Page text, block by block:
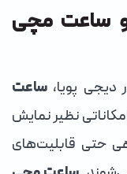
و ساعت مچی
پویا، ساعت
نظیر نمایش
حتی قابلیت‌های